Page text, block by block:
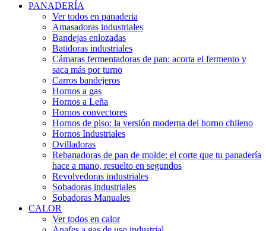
PANADERÍA
Ver todos en panaderia
Amasadoras industriales
Bandejas enlozadas
Batidoras industriales
Cámaras fermentadoras de pan: acorta el fermento y
saca más por turno
Carros bandejeros
Hornos a gas
Hornos a Leña
Hornos convectores
Hornos de piso: la versión moderna del horno chileno
Hornos Industriales
Ovilladoras
Rebanadoras de pan de molde: el corte que tu panadería
hace a mano, resuelto en segundos
Revolvedoras industriales
Sobadoras industriales
Sobadoras Manuales
CALOR
Ver todos en calor